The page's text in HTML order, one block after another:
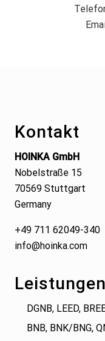
Kontakt
HOINKA GmbH
Nobelstraße 15
70569 Stuttgart
Germany
+49 711 62049-340
info@hoinka.com
Leistungen
DGNB, LEED,
BNB, BNK/BNG,